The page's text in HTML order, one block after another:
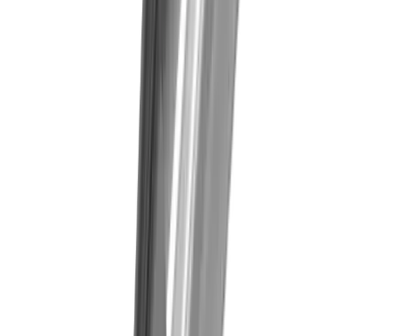
Mikromechanik